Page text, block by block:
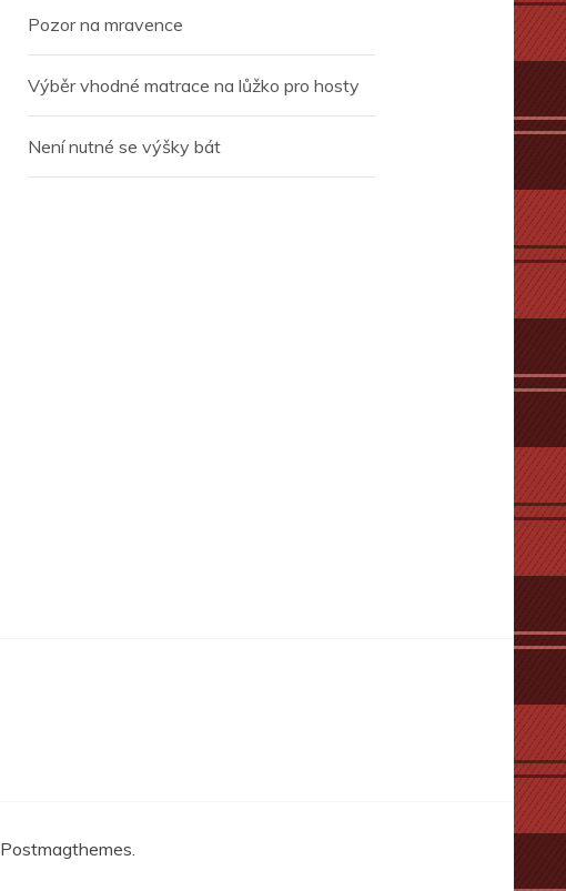
Pozor na mravence
Výběr vhodné matrace na lůžko pro hosty
Není nutné se výšky bát
Postmagthemes.